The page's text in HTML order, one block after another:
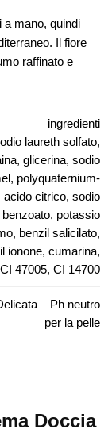
a mano, quindi
Il fiore
raffinato e
ingredienti
laureth solfato,
glicerina, sodio
polyquaternium-
acido citrico, sodio
potassio
benzil salicilato,
ionone, cumarina,
CI 47005, CI 14700
– Ph neutro
per la pelle
Doccia